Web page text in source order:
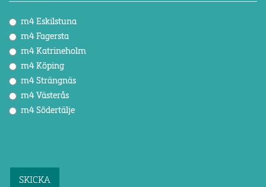
m4 Eskilstuna
m4 Fagersta
m4 Katrineholm
m4 Köping
m4 Strängnäs
m4 Västerås
m4 Södertälje